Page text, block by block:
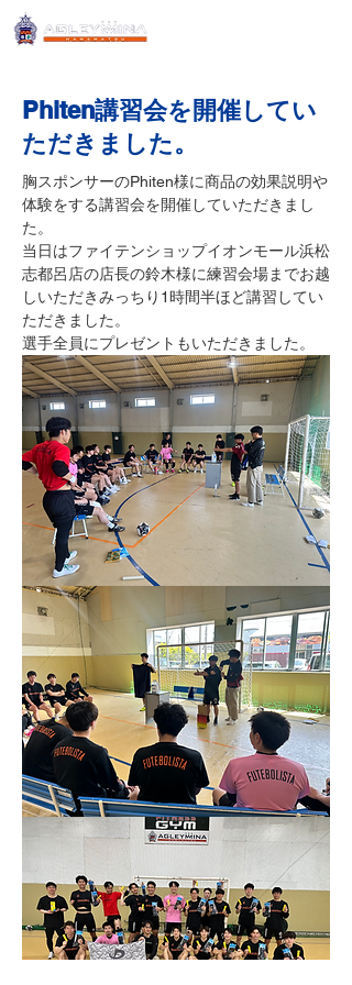
Phiten講習会を開催してい
ただきました。
胸スポンサーのPhiten様に商品の効果説明や
体験をする講習会を開催していただきまし
た。
当日はファイテンショップイオンモール浜松
志都呂店の店長の鈴木様に練習会場までお越
しいただきみっちり1時間半ほど講習してい
ただきました。
選手全員にプレゼントもいただきました。